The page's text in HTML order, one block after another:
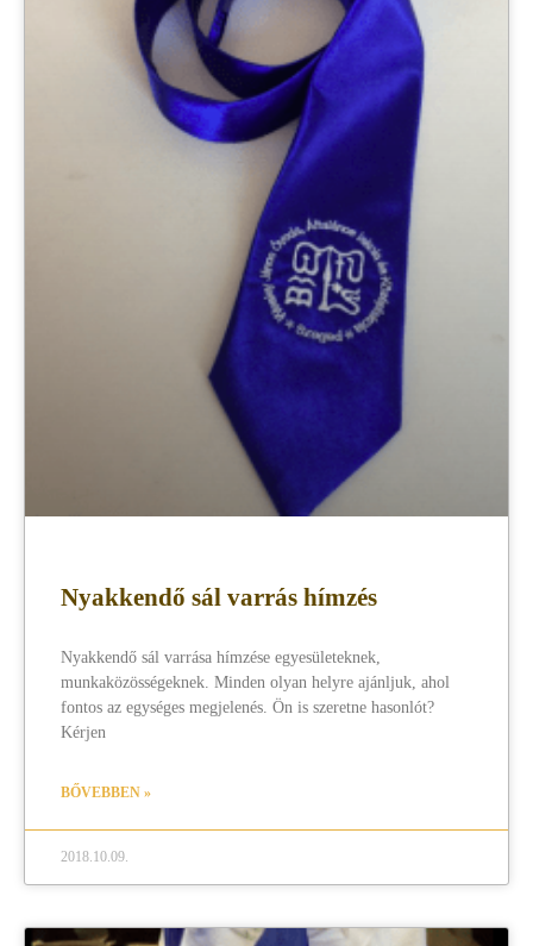
Nyakkendő sál varrás hímzés
Nyakkendő sál varrása hímzése egyesületeknek,
munkaközösségeknek. Minden olyan helyre ajánljuk, ahol
fontos az egységes megjelenés. Ön is szeretne hasonlót?
Kérjen
BŐVEBBEN »
2018.10.09.